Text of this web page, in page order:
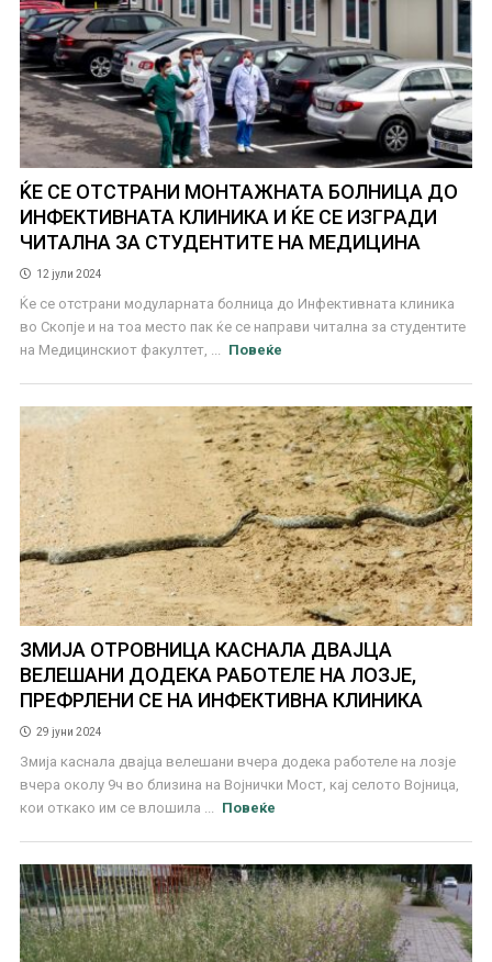
ЌЕ СЕ ОТСТРАНИ МОНТАЖНАТА БОЛНИЦА ДО
ИНФЕКТИВНАТА КЛИНИКА И ЌЕ СЕ ИЗГРАДИ
ЧИТАЛНА ЗА СТУДЕНТИТЕ НА МЕДИЦИНА
12 јули 2024
Ќе се отстрани модуларната болница до Инфективната клиника
во Скопје и на тоа место пак ќе се направи читална за студентите
на Медицинскиот факултет, ...
Повеќе
ЗМИЈА ОТРОВНИЦА КАСНАЛА ДВАЈЦА
ВЕЛЕШАНИ ДОДЕКА РАБОТЕЛЕ НА ЛОЗЈЕ,
ПРЕФРЛЕНИ СЕ НА ИНФЕКТИВНА КЛИНИКА
29 јуни 2024
Змија каснала двајца велешани вчера додека работеле на лозје
вчера околу 9ч во близина на Војнички Мост, кај селото Војница,
кои откако им се влошила ...
Повеќе